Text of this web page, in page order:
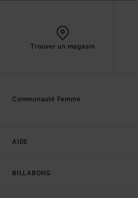
Trouver un magasin
AIDE
BILLABONG
Communauté Femme